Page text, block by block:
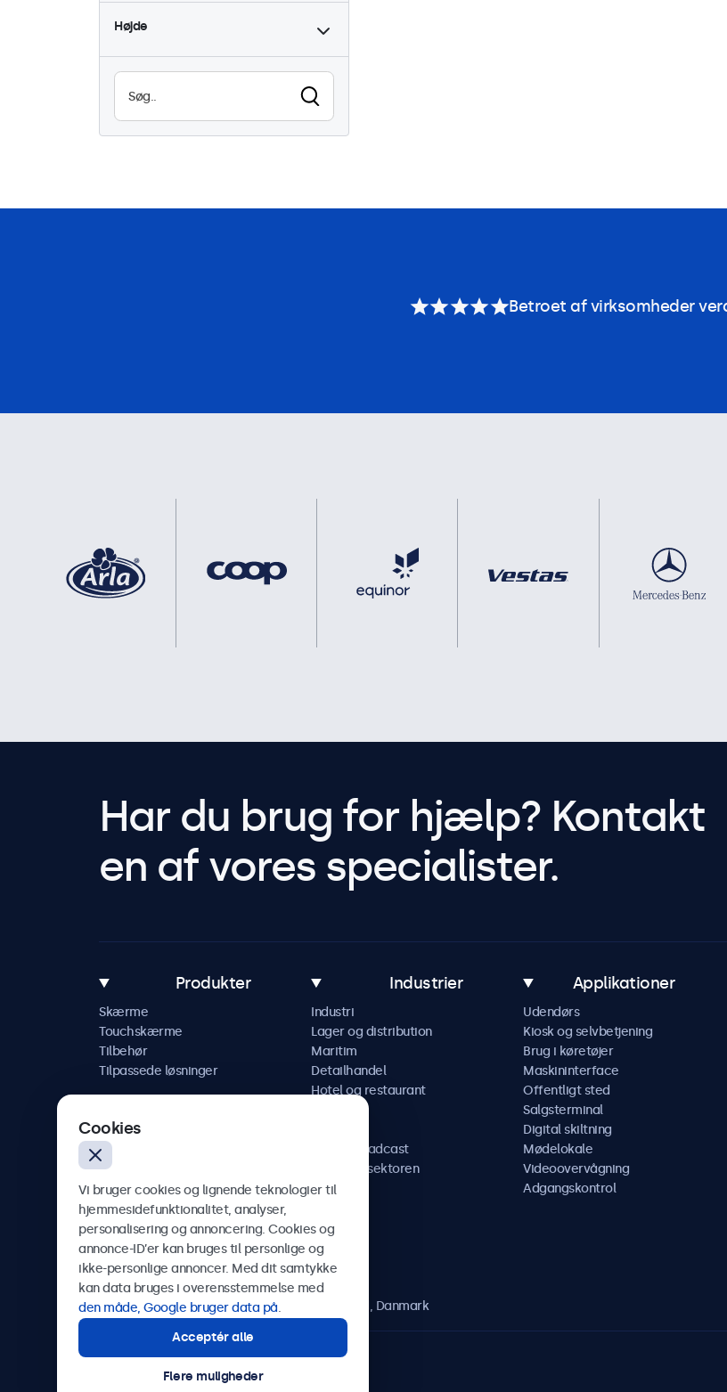
Læsbar i sollys
0
24/7 brug
0
eMark
0
Højde
Betroet af virksomheder
Har du brug for hjælp? Kontakt
en af vores specialister.
Produkter
Skærme
Touchskærme
Tilbehør
Tilpassede løsninger
Industrier
Industri
Lager og distribution
Maritim
Detailhandel
Hotel og restaurant
AV og broadcast
Sundhedssektoren
Applikationer
Udendørs
Kiosk og selvbetjening
Brug i køretøjer
Maskininterface
Offentligt sted
Salgsterminal
Digital skiltning
Mødelokale
Videoovervågning
Adgangskontrol
Beetronics
Herstedøstervej 27-29, unit A, 2620 Albertslund, Danmark
Cookies
Vi bruger cookies og lignende teknologier til
hjemmesidefunktionalitet, analyser,
personalisering og annoncering. Cookies og
annonce-ID’er kan bruges til personlige og
ikke-personlige annoncer. Med dit samtykke
kan data bruges i overensstemmelse med
den måde, Google bruger data på.
Acceptér alle
Flere muligheder